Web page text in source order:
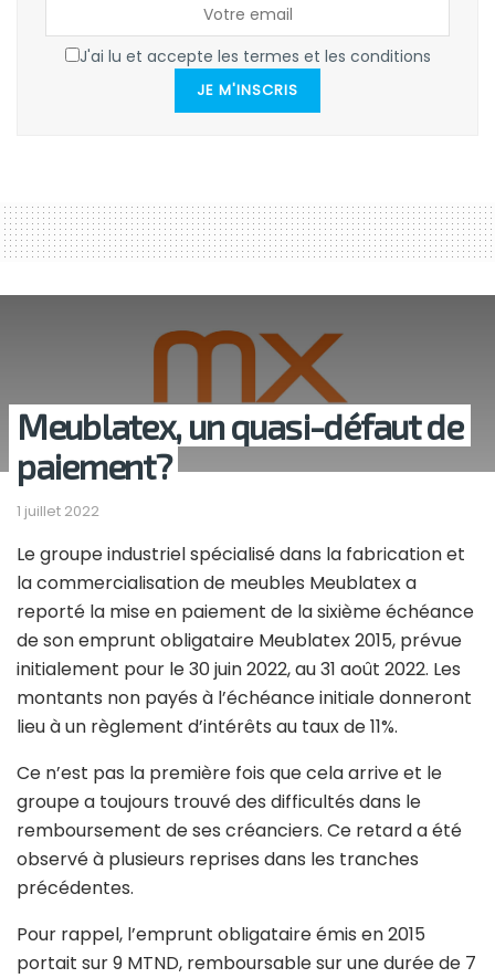
J'ai lu et accepte les termes et les conditions
JE M'INSCRIS
Meublatex, un quasi-défaut de
paiement?
1 juillet 2022
Le groupe industriel spécialisé dans la fabrication et
la commercialisation de meubles Meublatex a
reporté la mise en paiement de la sixième échéance
de son emprunt obligataire Meublatex 2015, prévue
initialement pour le 30 juin 2022, au 31 août 2022. Les
montants non payés à l’échéance initiale donneront
lieu à un règlement d’intérêts au taux de 11%.
Ce n’est pas la première fois que cela arrive et le
groupe a toujours trouvé des difficultés dans le
remboursement de ses créanciers. Ce retard a été
observé à plusieurs reprises dans les tranches
précédentes.
Pour rappel, l’emprunt obligataire émis en 2015
portait sur 9 MTND, remboursable sur une durée de 7